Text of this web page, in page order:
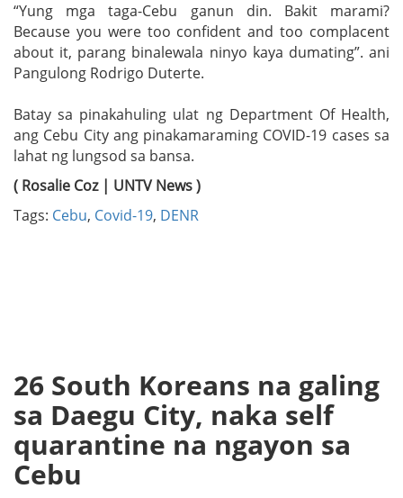
“Yung mga taga-Cebu ganun din. Bakit marami?
Because you were too confident and too complacent
about it, parang binalewala ninyo kaya dumating”. ani
Pangulong Rodrigo Duterte.
Batay sa pinakahuling ulat ng Department Of Health,
ang Cebu City ang pinakamaraming COVID-19 cases sa
lahat ng lungsod sa bansa.
( Rosalie Coz | UNTV News )
Tags: Cebu, Covid-19, DENR
26 South Koreans na galing
sa Daegu City, naka self
quarantine na ngayon sa
Cebu